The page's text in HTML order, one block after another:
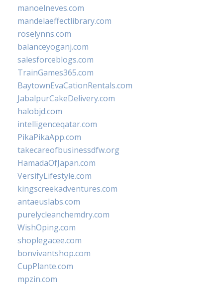
manoelneves.com
mandelaeffectlibrary.com
roselynns.com
balanceyoganj.com
salesforceblogs.com
TrainGames365.com
BaytownEvaCationRentals.com
JabalpurCakeDelivery.com
halobjd.com
intelligenceqatar.com
PikaPikaApp.com
takecareofbusinessdfw.org
HamadaOfJapan.com
VersifyLifestyle.com
kingscreekadventures.com
antaeuslabs.com
purelycleanchemdry.com
WishOping.com
shoplegacee.com
bonvivantshop.com
CupPlante.com
mpzin.com